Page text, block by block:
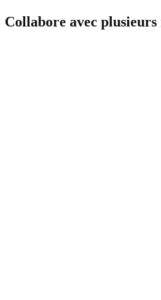
Collabore avec